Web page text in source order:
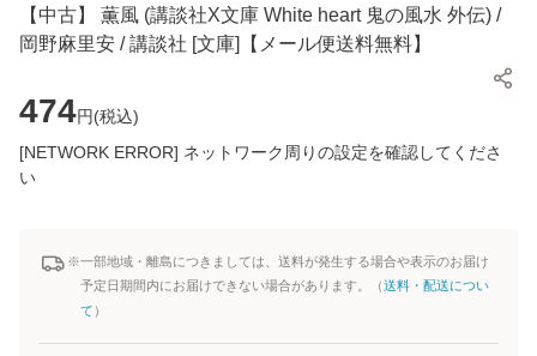
【中古】 薫風 (講談社X文庫 White heart 鬼の風水 外伝) /
岡野麻里安 / 講談社 [文庫]【メール便送料無料】
474円(税込)
[NETWORK ERROR] ネットワーク周りの設定を確認してくださ
い
※一部地域・離島につきましては、送料が発生する場合や表示のお届け
予定日期間内にお届けできない場合があります。（送料・配送につい
て ）